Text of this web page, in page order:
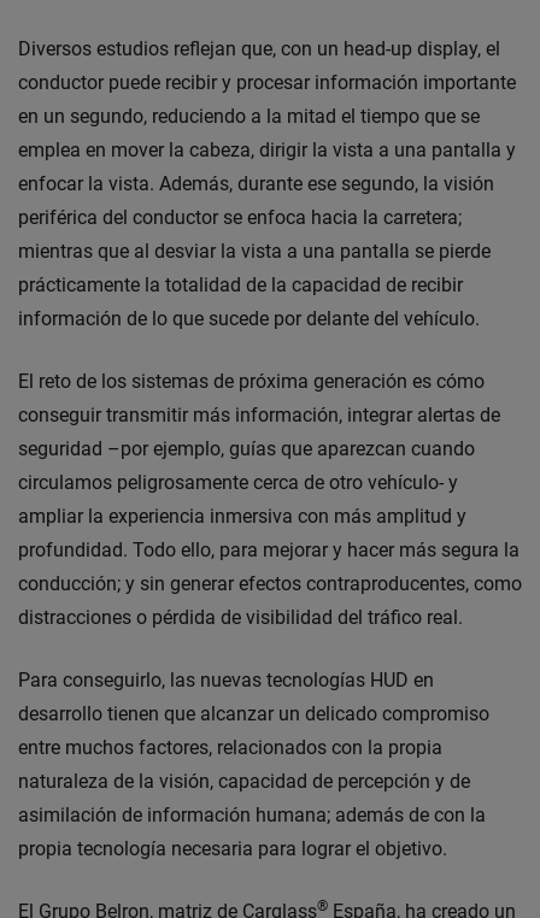
Diversos estudios reflejan que, con un head-up display, el
conductor puede recibir y procesar información importante
en un segundo, reduciendo a la mitad el tiempo que se
emplea en mover la cabeza, dirigir la vista a una pantalla y
enfocar la vista. Además, durante ese segundo, la visión
periférica del conductor se enfoca hacia la carretera;
mientras que al desviar la vista a una pantalla se pierde
prácticamente la totalidad de la capacidad de recibir
información de lo que sucede por delante del vehículo.
El reto de los sistemas de próxima generación es cómo
conseguir transmitir más información, integrar alertas de
seguridad –por ejemplo, guías que aparezcan cuando
circulamos peligrosamente cerca de otro vehículo- y
ampliar la experiencia inmersiva con más amplitud y
profundidad. Todo ello, para mejorar y hacer más segura la
conducción; y sin generar efectos contraproducentes, como
distracciones o pérdida de visibilidad del tráfico real.
Para conseguirlo, las nuevas tecnologías HUD en
desarrollo tienen que alcanzar un delicado compromiso
entre muchos factores, relacionados con la propia
naturaleza de la visión, capacidad de percepción y de
asimilación de información humana; además de con la
propia tecnología necesaria para lograr el objetivo.
El Grupo Belron, matriz de Carglass® España, ha creado un